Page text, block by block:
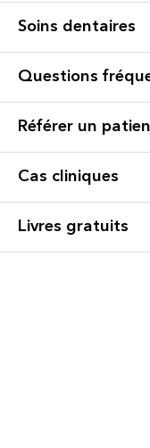
Soins dentaires
Questions
Référer un
Cas cliniques
Livres gratuits